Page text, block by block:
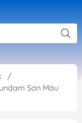
/
Sơn Màu